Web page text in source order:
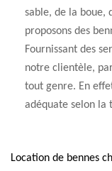
sable, de la boue,
proposons des
Fournissant des
notre clientèle,
tout genre. En
adéquate selon la
Location de bennes